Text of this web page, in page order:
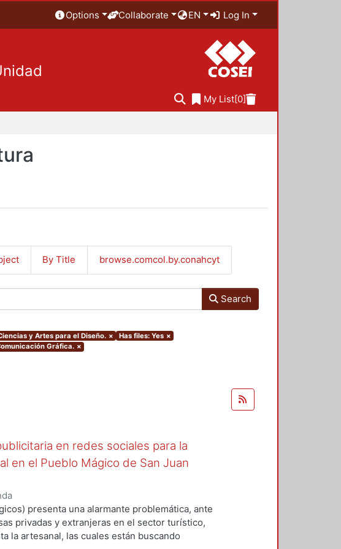
Options Collaborate EN Log In
My List[0]
By Title browse.comcol.by.conahcyt
Search
y Artes para el Diseño. × Has files: Yes ×
Gráfica. ×
en redes sociales para la
en el Pueblo Mágico de San Juan
presenta una alarmante problemática, ante
privadas y extranjeras en el sector turístico,
la artesanal, las cuales están buscando